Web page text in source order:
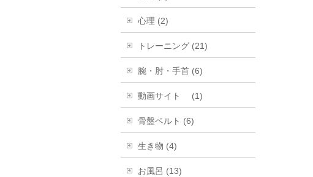
心理 (2)
トレーニング (21)
腕・肘・手首 (6)
動画サイト (1)
骨盤ベルト (6)
生き物 (4)
お風呂 (13)